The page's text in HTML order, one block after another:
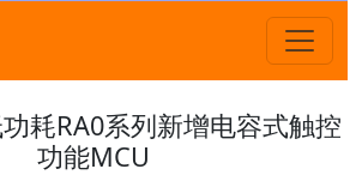
耗RA0系列新增电容式触控
功能MCU